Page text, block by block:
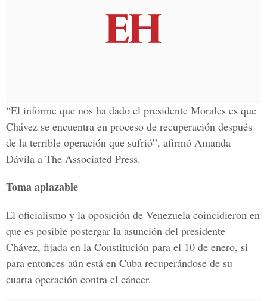
“El informe que nos ha dado el presidente Morales es que
Chávez se encuentra en proceso de recuperación después
de la terrible operación que sufrió”, afirmó Amanda
Dávila a The Associated Press.
Toma aplazable
El oficialismo y la oposición de Venezuela coincidieron en
que es posible postergar la asunción del presidente
Chávez, fijada en la Constitución para el 10 de enero, si
para entonces aún está en Cuba recuperándose de su
cuarta operación contra el cáncer.